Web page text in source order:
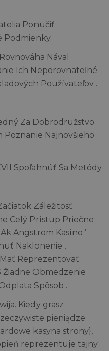
Ponučiť
Podmienky.
Nával
Ich Neporovnateľné
Používateľov .
Za Dobrodružstvo
Poznanie Najnovšieho
Spoľahnúť Sa Metódy
Záležitosť
Celý Prístup Priečne
Angstrom Kasíno ’
Naklonenie ,
Reprezentovať
Žiadne Obmedzenie
Spôsob .
Kiedy grasz
pieniądze
kasyna strony},
reprezentuje tajny